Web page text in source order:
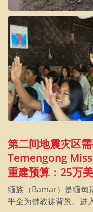
第二间地震灾区
Temengong
重建预算：25万
缅族（Bamar）是缅甸
乎全为佛教徒背景。进